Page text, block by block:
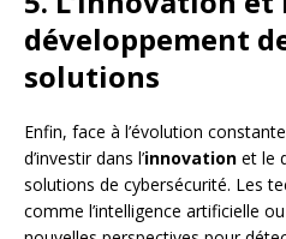
développement
solutions
Enfin, face à l’évolution
d’investir dans l’innovation et le
solutions de cybersécurité. Les
comme l’intelligence artificielle